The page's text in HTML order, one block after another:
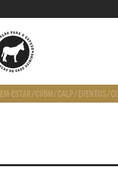
ESTAR/CVBM/CALP/ EVENTOS/